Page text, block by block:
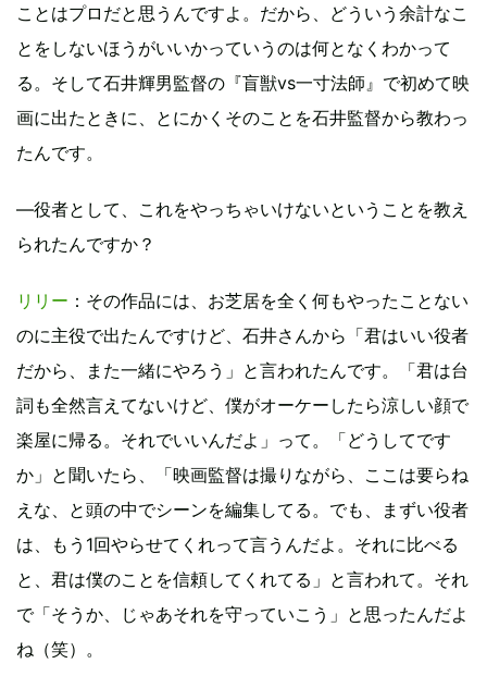
ことはプロだと思うんですよ。だから、どういう余計なこ
とをしないほうがいいかっていうのは何となくわかって
る。そして石井輝男監督の『盲獣vs一寸法師』で初めて映
画に出たときに、とにかくそのことを石井監督から教わっ
たんです。
―役者として、これをやっちゃいけないということを教え
られたんですか？
リリー ：その作品には、お芝居を全く何もやったことない
のに主役で出たんですけど、石井さんから「君はいい役者
だから、また一緒にやろう」と言われたんです。「君は台
詞も全然言えてないけど、僕がオーケーしたら涼しい顔で
楽屋に帰る。それでいいんだよ」って。「どうしてです
か」と聞いたら、「映画監督は撮りながら、ここは要らね
えな、と頭の中でシーンを編集してる。でも、まずい役者
は、もう1回やらせてくれって言うんだよ。それに比べる
と、君は僕のことを信頼してくれてる」と言われて。それ
で「そうか、じゃあそれを守っていこう」と思ったんだよ
ね（笑）。